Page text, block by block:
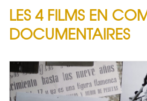
LES 4 FILMS EN
DOCUMENTAIRES